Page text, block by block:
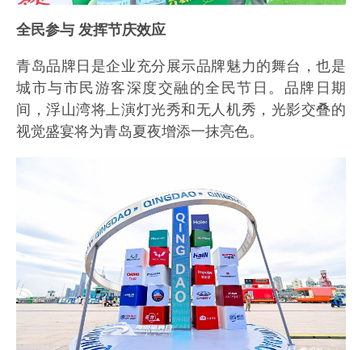
全民参与 发挥节庆效应
青岛品牌日是企业充分展示品牌魅力的舞台，也是
城市与市民游客深度交融的全民节日。品牌日期
间，浮山湾将上演灯光秀和无人机秀，光影交叠的
视觉盛宴将为青岛夏夜增添一抹亮色。